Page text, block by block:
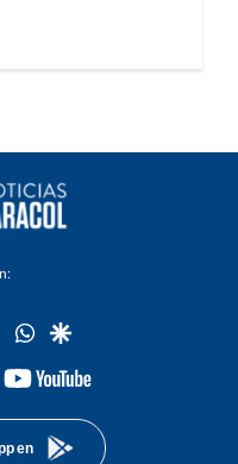
twitterwhatsapp
google
youtube-
en